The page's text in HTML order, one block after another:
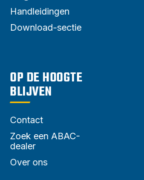
Handleidingen
Download-sectie
OP DE HOOGTE
BLIJVEN
Contact
Zoek een ABAC-
dealer
Over ons